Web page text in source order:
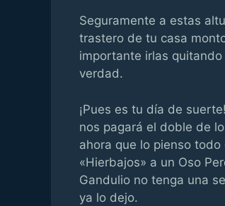
Seguramente a estas
trastero de tu casa
importante irlas
verdad.
¡Pues es tu día de
nos pagará el doble de
ahora que lo pienso
«Hierbajos» a un Oso
Gandulio no tenga una
ya lo dejo.